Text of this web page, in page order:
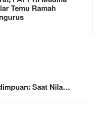
Temu Ramah
Saat Nila…